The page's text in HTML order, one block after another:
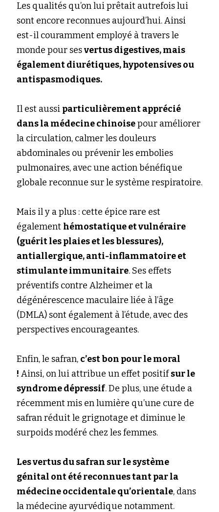
Les qualités qu’on lui prêtait autrefois lui
sont encore reconnues aujourd’hui. Ainsi
est-il couramment employé à travers le
monde pour sesvertus digestives, mais
également diurétiques, hypotensives ou
antispasmodiques.
Il est aussi particulièrement apprécié
dans la médecine chinoisepour améliorer
la circulation, calmer les douleurs
abdominales ou prévenir les embolies
pulmonaires, avec une action bénéfique
globale reconnue sur le système respiratoire.
Mais il y a plus : cette épice rare est
également hémostatique et vulnéraire
(guérit les plaies et les blessures),
antiallergique, anti-inflammatoire et
stimulante immunitaire. Ses effets
préventifs contre Alzheimer et la
dégénérescence maculaire liée à l’âge
(DMLA) sont également à l’étude, avec des
perspectives encourageantes.
Enfin, le safran, c’est bon pour le moral
! Ainsi, on lui attribue un effet positif sur le
syndrome dépressif. De plus, une étude a
récemment mis en lumière qu’une cure de
safran réduit le grignotage et diminue le
surpoids modéré chez les femmes.
Les vertus du safran sur le système
génital ont été reconnues tant par la
médecine occidentale qu’orientale, dans
la médecine ayurvédique notamment.